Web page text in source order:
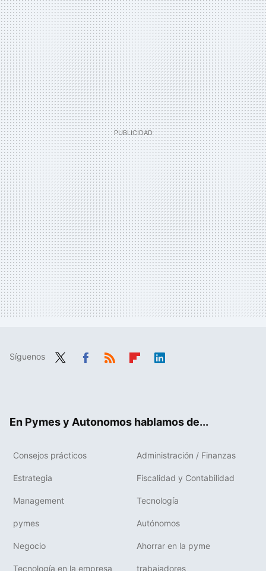
Síguenos
En Pymes y Autonomos hablamos de...
Consejos prácticos Administración / Finanzas
Estrategia Fiscalidad y Contabilidad
Management Tecnología
pymes Autónomos
Negocio Ahorrar en la pyme
Tecnología en la empresa trabajadores